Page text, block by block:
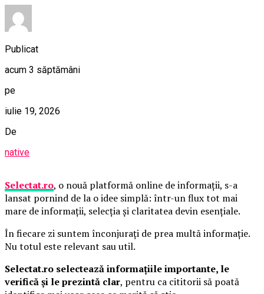
Publicat
acum 3 săptămâni
pe
iulie 19, 2026
De
native
Selectat.ro, o nouă platformă online de informații, s-a
lansat pornind de la o idee simplă: într-un flux tot mai
mare de informații, selecția și claritatea devin esențiale.
În fiecare zi suntem înconjurați de prea multă informație.
Nu totul este relevant sau util.
Selectat.ro selectează informațiile importante, le
verifică și le prezintă clar, pentru ca cititorii să poată